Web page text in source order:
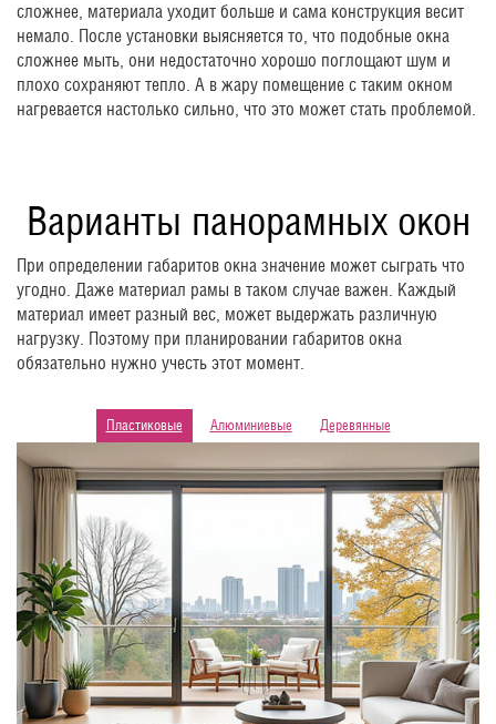
сложнее, материала уходит больше и сама конструкция весит
немало. После установки выясняется то, что подобные окна
сложнее мыть, они недостаточно хорошо поглощают шум и
плохо сохраняют тепло. А в жару помещение с таким окном
нагревается настолько сильно, что это может стать проблемой.
Варианты панорамных окон
При определении габаритов окна значение может сыграть что
угодно. Даже материал рамы в таком случае важен. Каждый
материал имеет разный вес, может выдержать различную
нагрузку. Поэтому при планировании габаритов окна
обязательно нужно учесть этот момент.
Пластиковые Алюминиевые Деревянные